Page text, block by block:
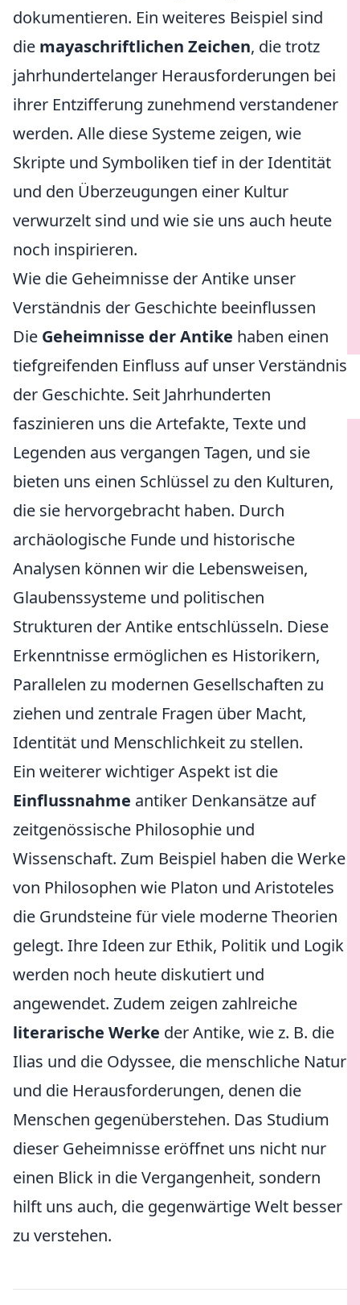
dokumentieren. Ein weiteres Beispiel sind
die mayaschriftlichen Zeichen, die trotz
jahrhundertelanger Herausforderungen bei
ihrer Entzifferung zunehmend verstandener
werden. Alle diese Systeme zeigen, wie
Skripte und Symboliken tief in der Identität
und den Überzeugungen einer Kultur
verwurzelt sind und wie sie uns auch heute
noch inspirieren.
Wie die Geheimnisse der Antike unser
Verständnis der Geschichte beeinflussen
Die Geheimnisse der Antike haben einen
tiefgreifenden Einfluss auf unser Verständnis
der Geschichte. Seit Jahrhunderten
faszinieren uns die Artefakte, Texte und
Legenden aus vergangen Tagen, und sie
bieten uns einen Schlüssel zu den Kulturen,
die sie hervorgebracht haben. Durch
archäologische Funde und historische
Analysen können wir die Lebensweisen,
Glaubenssysteme und politischen
Strukturen der Antike entschlüsseln. Diese
Erkenntnisse ermöglichen es Historikern,
Parallelen zu modernen Gesellschaften zu
ziehen und zentrale Fragen über Macht,
Identität und Menschlichkeit zu stellen.
Ein weiterer wichtiger Aspekt ist die
Einflussnahme antiker Denkansätze auf
zeitgenössische Philosophie und
Wissenschaft. Zum Beispiel haben die Werke
von Philosophen wie Platon und Aristoteles
die Grundsteine für viele moderne Theorien
gelegt. Ihre Ideen zur Ethik, Politik und Logik
werden noch heute diskutiert und
angewendet. Zudem zeigen zahlreiche
literarische Werke der Antike, wie z. B. die
Ilias und die Odyssee, die menschliche Natur
und die Herausforderungen, denen die
Menschen gegenüberstehen. Das Studium
dieser Geheimnisse eröffnet uns nicht nur
einen Blick in die Vergangenheit, sondern
hilft uns auch, die gegenwärtige Welt besser
zu verstehen.